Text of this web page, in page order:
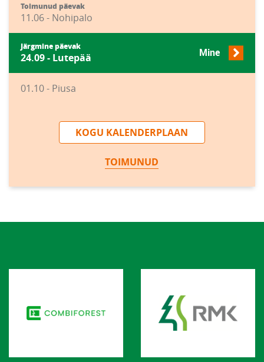
Toimunud päevak
11.06 - Nohipalo
Järgmine päevak
24.09 - Lutepää Mine
01.10 - Piusa
KOGU KALENDERPLAAN
TOIMUNUD